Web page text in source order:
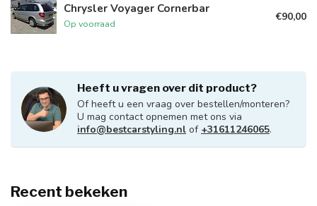
Chrysler Voyager Cornerbar
Op voorraad
€90,00
Heeft u vragen over dit product?
Of heeft u een vraag over bestellen/monteren?
U mag contact opnemen met ons via
info@bestcarstyling.nl of +31611246065.
Recent bekeken